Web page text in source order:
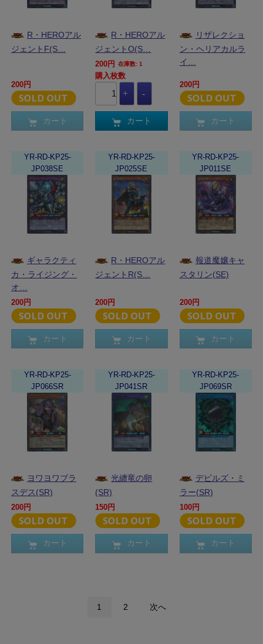
R・HEROアル
ジェントF(S…
200円
カート
R・HEROアル
ジェントO(S…
200円 在庫数: 1
購入枚数
カート
リザレクショ
ン・ヘリアカルラ
イ…
200円
カート
YR-RD-KP25-
JP038SE
ギャラクティ
カ・ライジング・
オ…
200円
カート
YR-RD-KP25-
JP025SE
R・HEROアル
ジェントR(S…
200円
カート
YR-RD-KP25-
JP011SE
報道魔嬢キャ
スタリン(SE)
200円
カート
YR-RD-KP25-
JP066SR
ヨワヨワブラ
スデス(SR)
200円
カート
YR-RD-KP25-
JP041SR
光纏竜の卵
(SR)
150円
カート
YR-RD-KP25-
JP069SR
デビルズ・ミ
ラー(SR)
100円
カート
1 2 次へ